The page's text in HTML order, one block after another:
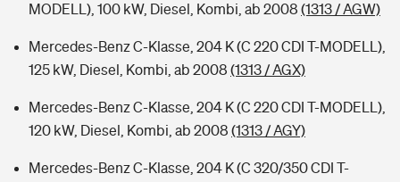
MODELL), 100 kW, Diesel, Kombi, ab 2008 (1313 / AGW)
Mercedes-Benz C-Klasse, 204 K (C 220 CDI T-MODELL),
125 kW, Diesel, Kombi, ab 2008 (1313 / AGX)
Mercedes-Benz C-Klasse, 204 K (C 220 CDI T-MODELL),
120 kW, Diesel, Kombi, ab 2008 (1313 / AGY)
Mercedes-Benz C-Klasse, 204 K (C 320/350 CDI T-